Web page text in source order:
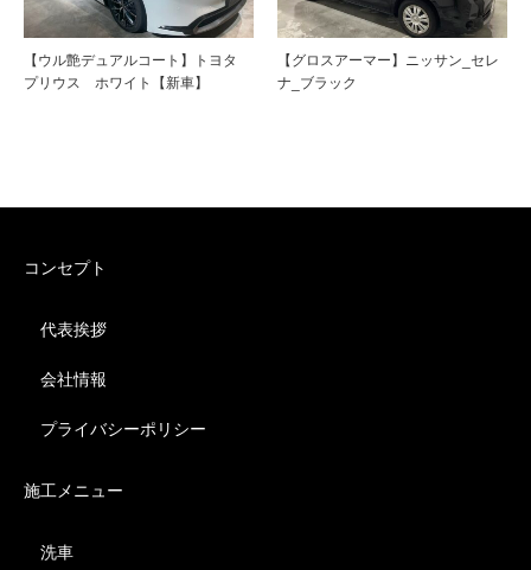
【ウル艶デュアルコート】トヨタ
プリウス ホワイト【新車】
【グロスアーマー】ニッサン_セレ
ナ_ブラック
コンセプト
代表挨拶
会社情報
プライバシーポリシー
施工メニュー
洗車